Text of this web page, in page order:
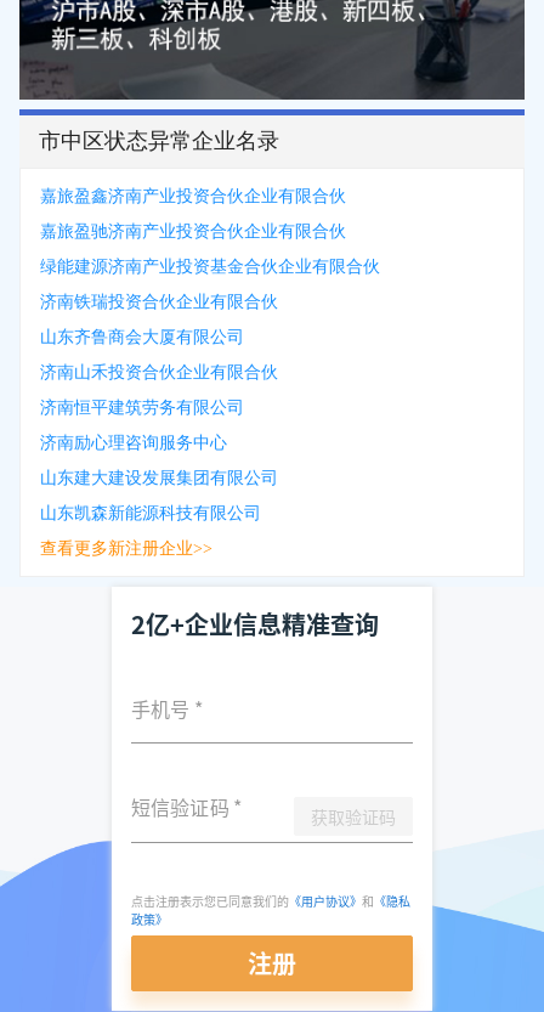
市中区状态异常企业名录
嘉旅盈鑫济南产业投资合伙企业有限合伙
嘉旅盈驰济南产业投资合伙企业有限合伙
绿能建源济南产业投资基金合伙企业有限合伙
济南铁瑞投资合伙企业有限合伙
山东齐鲁商会大厦有限公司
济南山禾投资合伙企业有限合伙
济南恒平建筑劳务有限公司
济南励心理咨询服务中心
山东建大建设发展集团有限公司
山东凯森新能源科技有限公司
查看更多新注册企业>>
2亿+企业信息精准查询
手机号 *
短信验证码 * 获取验证码
点击注册表示您已同意我们的 《用户协议》 和 《隐私
政策》
注册